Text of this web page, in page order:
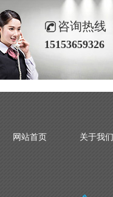
咨询热线
15153659326
网站首页 关于我们